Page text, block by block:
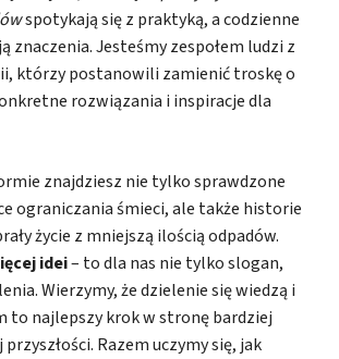
spotykają się z praktyką, a codzienne
znaczenia. Jesteśmy zespołem ludzi z
którzy postanowili zamienić troskę o
rozwiązania i inspiracje dla
znajdziesz nie tylko sprawdzone
ograniczania śmieci, ale także historie
życie z mniejszą ilością odpadów.
idei– to dla nas nie tylko slogan,
Wierzymy, że dzielenie się wiedzą i
to najlepszy krok w stronę bardziej
Razem uczymy się, jak